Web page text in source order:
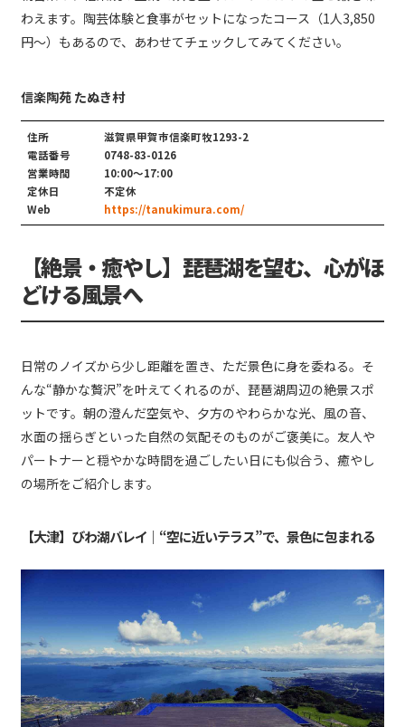
わえます。陶芸体験と食事がセットになったコース（1人3,850
円～）もあるので、あわせてチェックしてみてください。
信楽陶苑 たぬき村
住所
滋賀県甲賀市信楽町牧1293-2
電話番号
0748-83-0126
営業時間
10:00〜17:00
定休日
不定休
Web
https://tanukimura.com/
【絶景・癒やし】琵琶湖を望む、心がほ
どける風景へ
日常のノイズから少し距離を置き、ただ景色に身を委ねる。そ
んな“静かな贅沢”を叶えてくれるのが、琵琶湖周辺の絶景スポ
ットです。朝の澄んだ空気や、夕方のやわらかな光、風の音、
水面の揺らぎといった自然の気配そのものがご褒美に。友人や
パートナーと穏やかな時間を過ごしたい日にも似合う、癒やし
の場所をご紹介します。
【大津】びわ湖バレイ｜“空に近いテラス”で、景色に包まれる